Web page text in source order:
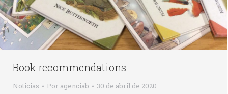
Book recommendations
Noticias Por agenciab 30 de abril de 2020